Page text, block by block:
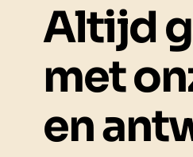
Altijd
met
en